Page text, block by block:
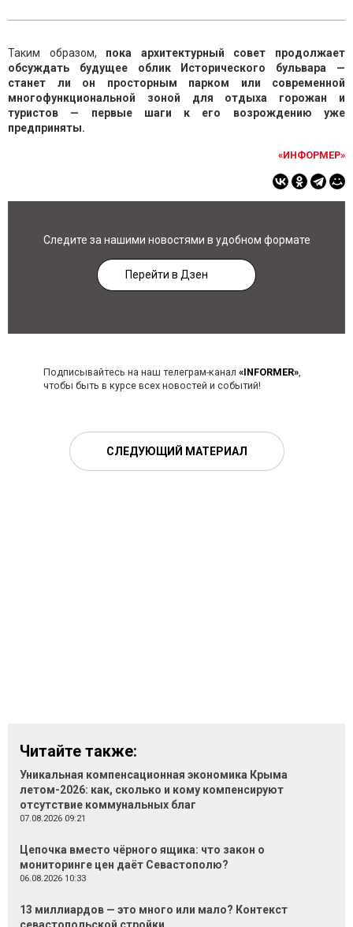
Таким образом, пока архитектурный совет продолжает
обсуждать будущее облик Исторического бульвара —
станет ли он просторным парком или современной
многофункциональной зоной для отдыха горожан и
туристов — первые шаги к его возрождению уже
предприняты.
«ИНФОРМЕР»
Следите за нашими новостями в удобном формате
Перейти в Дзен
Подписывайтесь на наш телеграм-канал «INFORMER»,
чтобы быть в курсе всех новостей и событий!
СЛЕДУЮЩИЙ МАТЕРИАЛ
Читайте также:
Уникальная компенсационная экономика Крыма
летом-2026: как, сколько и кому компенсируют
отсутствие коммунальных благ
07.08.2026 09:21
Цепочка вместо чёрного ящика: что закон о
мониторинге цен даёт Севастополю?
06.08.2026 10:33
13 миллиардов — это много или мало? Контекст